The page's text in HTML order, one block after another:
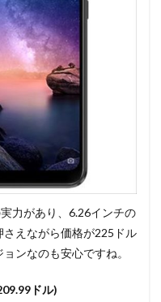
力があり、6.26インチの
えながら価格が225ドル
ンなのも安心ですね。
ドル)